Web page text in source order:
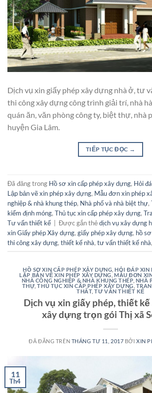
Dịch vụ xin giấy phép xây dựng nhà ở, tư
thi công xây dựng công trình giải trí, nhà
quán ăn, văn phòng công ty, biệt thự, nhà
huyện Gia Lâm.
TIẾP TỤC ĐỌC →
Đã đăng trong Hồ sơ xin cấp phép xây dựng, Hỏi
Lập bản vẽ xin phép xây dựng, Mẫu đơn xin phép
nghiệp & nhà khung thép, Nhà phố và nhà biệt thự,
kiểm định móng, Thủ tục xin cấp phép xây dựng,
Tư vấn thiết kế
Được gắn thẻdịch vụ xây dựng
xin Giấy phép Xây dựng, giấy phép xây dựng, hồ
thi công xây dựng, thiết kế nhà, tư vấn thiết kế nhà,
HỒ SƠ XIN CẤP PHÉP XÂY DỰNG ,HỎI ĐÁP XIN
LẬP BẢN VẼ XIN PHÉP XÂY DỰNG ,MẪU ĐƠN
NHÀ CÔNG NGHIỆP & NHÀ KHUNG THÉP, NHÀ
THỰ ,THỦ TỤC XIN CẤP PHÉP XÂY DỰNG
THẤT,TƯ VẤN THIẾT KẾ
Dịch vụ xin giấy phép, thiết
xây dựng trọn gói Thị xã
ĐÃ ĐĂNG TRÊN THÁNG TƯ 11, 2017 BỞIXIN
11
Th4